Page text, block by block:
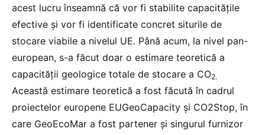
acest lucru înseamnă că vor fi stabilite capacitățile
efective și vor fi identificate concret siturile de
stocare viabile a nivelul UE. Până acum, la nivel pan-
european, s-a făcut doar o estimare teoretică a
capacității geologice totale de stocare a CO2.
Această estimare teoretică a fost făcută în cadrul
proiectelor europene EUGeoCapacity și CO2Stop, în
care GeoEcoMar a fost partener și singurul furnizor